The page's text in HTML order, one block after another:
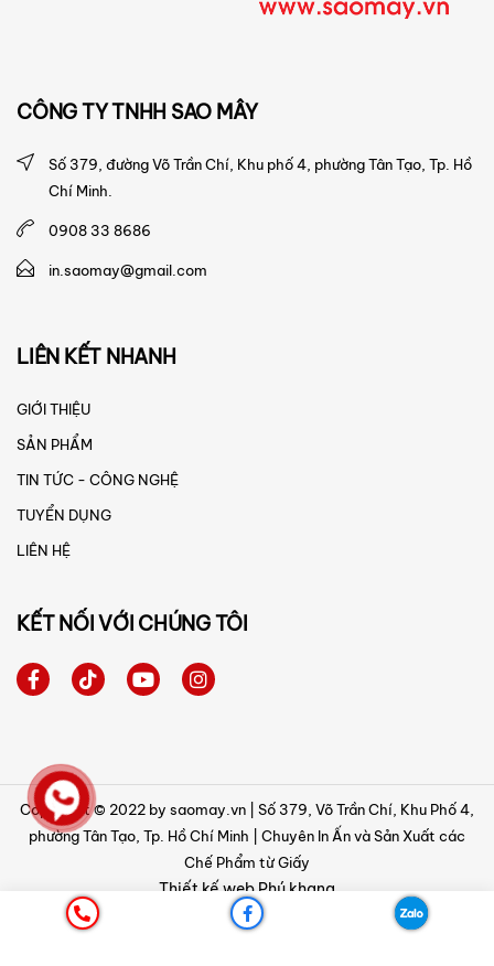
CÔNG TY TNHH SAO MÂY
Số 379, đường Võ Trần Chí, Khu phố 4, phường Tân Tạo, Tp. Hồ
Chí Minh.
0908 33 8686
in.saomay@gmail.com
LIÊN KẾT NHANH
GIỚI THIỆU
SẢN PHẨM
TIN TỨC - CÔNG NGHỆ
TUYỂN DỤNG
LIÊN HỆ
KẾT NỐI VỚI CHÚNG TÔI
Copyright © 2022 by saomay.vn | Số 379, Võ Trần Chí, Khu Phố 4,
phường Tân Tạo, Tp. Hồ Chí Minh | Chuyên In Ấn và Sản Xuất các
Chế Phẩm từ Giấy
Thiết kế web Phú khang